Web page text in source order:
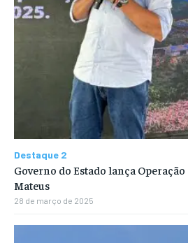
Destaque 2
Governo do Estado lança
Mateus
28 de março de 2025